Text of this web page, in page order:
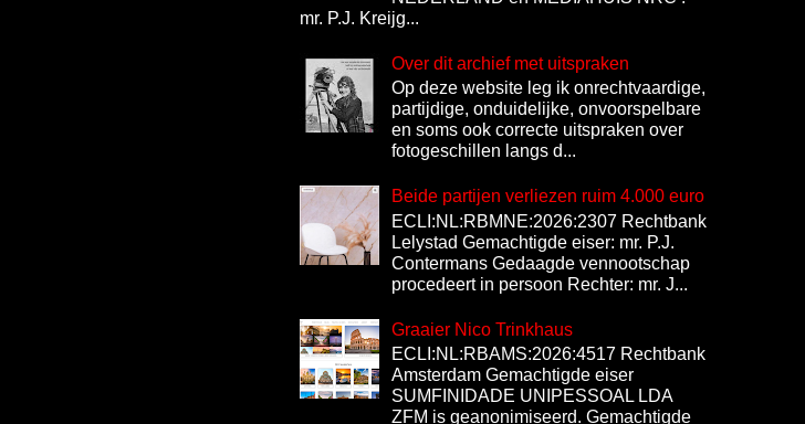
mr. P.J. Kreijg...
Over dit archief met uitspraken
Op deze website leg ik onrechtvaardige,
partijdige, onduidelijke, onvoorspelbare
en soms ook correcte uitspraken over
fotogeschillen langs d...
Beide partijen verliezen ruim 4.000 euro
ECLI:NL:RBMNE:2026:2307 Rechtbank
Lelystad Gemachtigde eiser: mr. P.J.
Contermans Gedaagde vennootschap
procedeert in persoon Rechter: mr. J...
Graaier Nico Trinkhaus
ECLI:NL:RBAMS:2026:4517 Rechtbank
Amsterdam Gemachtigde eiser
SUMFINIDADE UNIPESSOAL LDA
ZFM is geanonimiseerd. Gemachtigde